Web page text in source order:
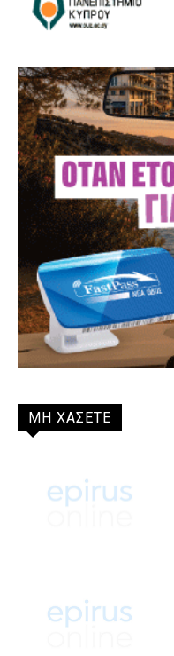
ΜΗ ΧΑΣΕΤΕ